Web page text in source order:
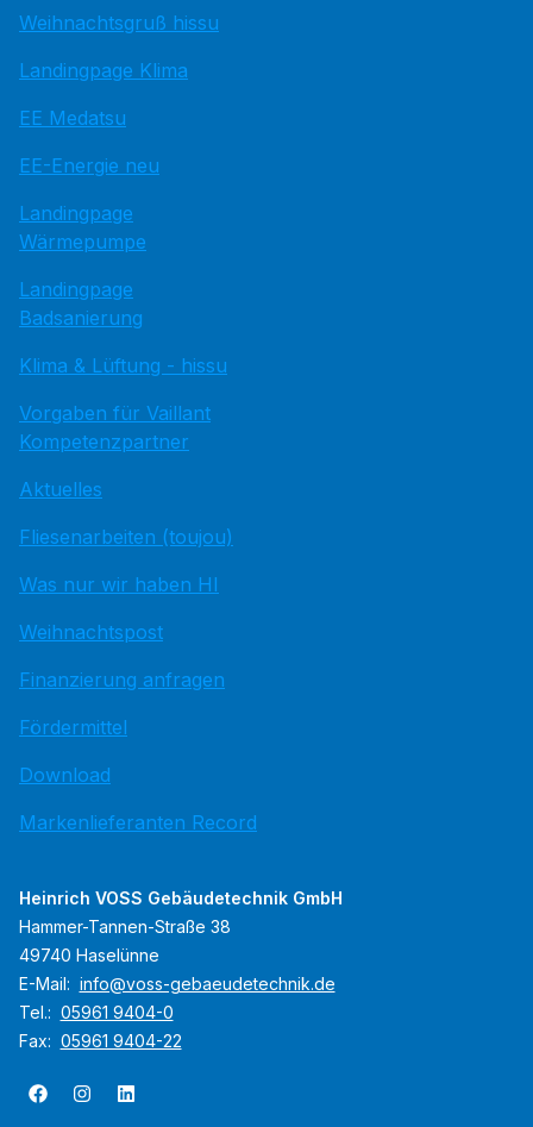
Weihnachtsgruß hissu
Landingpage Klima
EE Medatsu
EE-Energie neu
Landingpage
Wärmepumpe
Landingpage
Badsanierung
Klima & Lüftung - hissu
Vorgaben für Vaillant
Kompetenzpartner
Aktuelles
Fliesenarbeiten (toujou)
Was nur wir haben HI
Weihnachtspost
Finanzierung anfragen
Fördermittel
Download
Markenlieferanten Record
Heinrich VOSS Gebäudetechnik GmbH
Hammer-Tannen-Straße 38
49740 Haselünne
E-Mail: info@voss-gebaeudetechnik.de
Tel.: 05961 9404-0
Fax: 05961 9404-22